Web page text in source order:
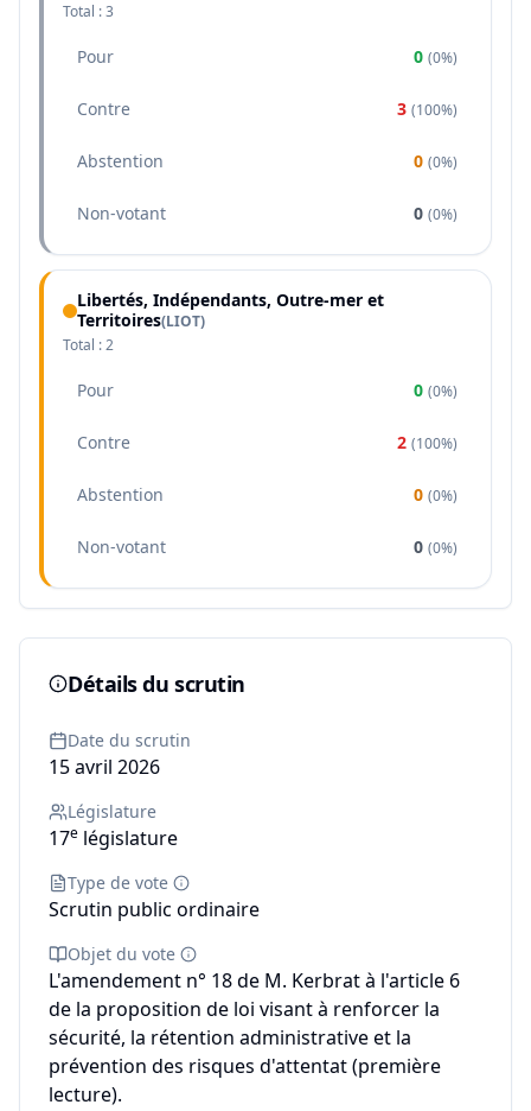
Total :3
Pour 0 (0%)
Contre 3 (100%)
Abstention 0 (0%)
Non-votant 0 (0%)
Libertés, Indépendants, Outre-mer et
Territoires(LIOT)
Total :2
Pour 0 (0%)
Contre 2 (100%)
Abstention 0 (0%)
Non-votant 0 (0%)
Détails du scrutin
Date du scrutin
15 avril 2026
Législature
17e législature
Type de vote
Scrutin public ordinaire
Objet du vote
L'amendement n° 18 de M. Kerbrat à l'article 6
de la proposition de loi visant à renforcer la
sécurité, la rétention administrative et la
prévention des risques d'attentat (première
lecture).